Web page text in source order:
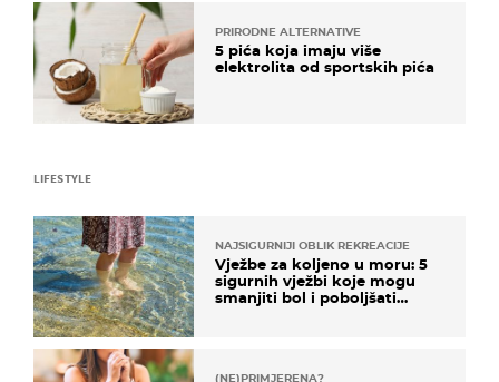
PRIRODNE ALTERNATIVE
5 pića koja imaju više
elektrolita od sportskih pića
LIFESTYLE
NAJSIGURNIJI OBLIK REKREACIJE
Vježbe za koljeno u moru: 5
sigurnih vježbi koje mogu
smanjiti bol i poboljšati
(NE)PRIMJERENA?